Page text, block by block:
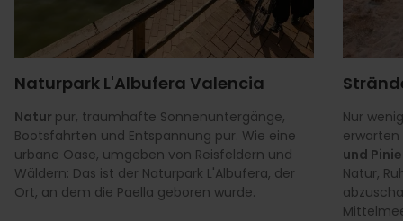
Naturpark L'Albufera Valencia
Natur pur, traumhafte Sonnenuntergänge,
Bootsfahrten und Entspannung pur. Wie eine
urbane Oase, umgeben von Reisfeldern und
Wäldern: Das ist der Naturpark L'Albufera, der
Ort, an dem die Paella geboren wurde.
Nur
erwarten
und
Natur,